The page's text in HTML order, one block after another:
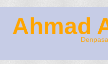
Ahmad